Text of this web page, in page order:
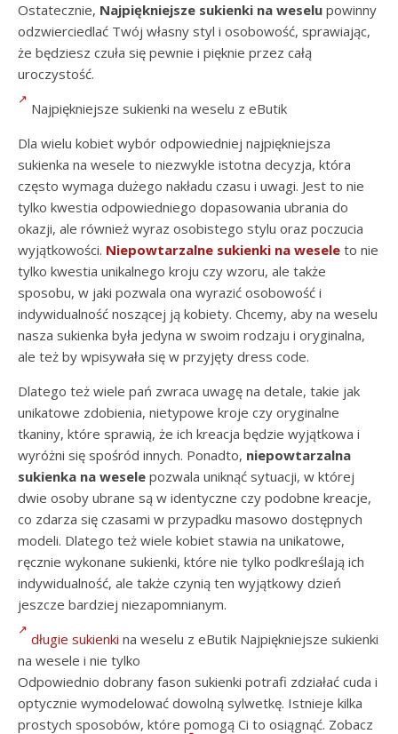
Ostatecznie, Najpiękniejsze sukienki na weselu powinny
odzwierciedlać Twój własny styl i osobowość, sprawiając,
że będziesz czuła się pewnie i pięknie przez całą
uroczystość.
Najpiękniejsze sukienki na weselu z eButik
Dla wielu kobiet wybór odpowiedniej najpiękniejsza
sukienka na wesele to niezwykle istotna decyzja, która
często wymaga dużego nakładu czasu i uwagi. Jest to nie
tylko kwestia odpowiedniego dopasowania ubrania do
okazji, ale również wyraz osobistego stylu oraz poczucia
wyjątkowości. Niepowtarzalne sukienki na wesele to nie
tylko kwestia unikalnego kroju czy wzoru, ale także
sposobu, w jaki pozwala ona wyrazić osobowość i
indywidualność noszącej ją kobiety. Chcemy, aby na weselu
nasza sukienka była jedyna w swoim rodzaju i oryginalna,
ale też by wpisywała się w przyjęty dress code.
Dlatego też wiele pań zwraca uwagę na detale, takie jak
unikatowe zdobienia, nietypowe kroje czy oryginalne
tkaniny, które sprawią, że ich kreacja będzie wyjątkowa i
wyróżni się spośród innych. Ponadto, niepowtarzalna
sukienka na wesele pozwala uniknąć sytuacji, w której
dwie osoby ubrane są w identyczne czy podobne kreacje,
co zdarza się czasami w przypadku masowo dostępnych
modeli. Dlatego też wiele kobiet stawia na unikatowe,
ręcznie wykonane sukienki, które nie tylko podkreślają ich
indywidualność, ale także czynią ten wyjątkowy dzień
jeszcze bardziej niezapomnianym.
długie sukienki na weselu z eButik Najpiękniejsze sukienki
na wesele i nie tylko
Odpowiednio dobrany fason sukienki potrafi zdziałać cuda i
optycznie wymodelować dowolną sylwetkę. Istnieje kilka
prostych sposobów, które pomogą Ci to osiągnąć. Zobacz